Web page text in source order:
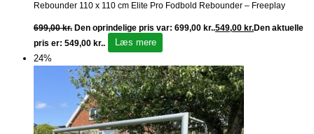
Rebounder 110 x 110 cm Elite Pro Fodbold Rebounder – Freeplay
699,00kr. Den oprindelige pris var: 699,00 kr..549,00 kr.Den aktuelle
pris er: 549,00 kr..
Læs mere
24%